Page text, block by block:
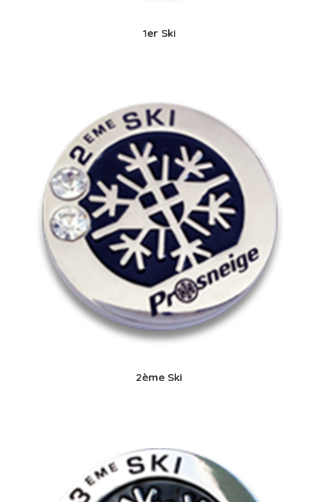
1er Ski
2ème Ski